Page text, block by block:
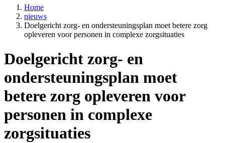
Home
nieuws
Doelgericht zorg- en ondersteuningsplan moet betere zorg
opleveren voor personen in complexe zorgsituaties
Doelgericht zorg- en
ondersteuningsplan moet
betere zorg opleveren voor
personen in complexe
zorgsituaties